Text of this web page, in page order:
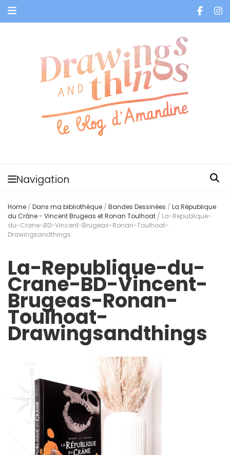
Navigation
Home / Dans ma bibliothèque / Bandes Dessinées / La République
du Crâne - Vincent Brugeas et Ronan Toulhoat / La-Republique-
du-Crane-BD-Vincent-Brugeas-Ronan-Toulhoat-
Drawingsandthings
La-Republique-du-
Crane-BD-Vincent-
Brugeas-Ronan-
Toulhoat-
Drawingsandthings